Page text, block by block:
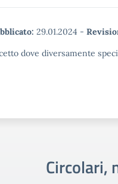
29.01.2024 -
dove diversamente
Circolari,